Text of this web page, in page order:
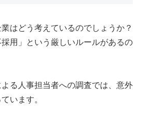
はどう考えているのでしょうか？
採用」という厳しいルールがあるの
る人事担当者への調査では、意外
います。